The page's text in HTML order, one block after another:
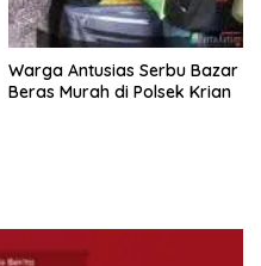
Warga Antusias Serbu Bazar
Beras Murah di Polsek Krian